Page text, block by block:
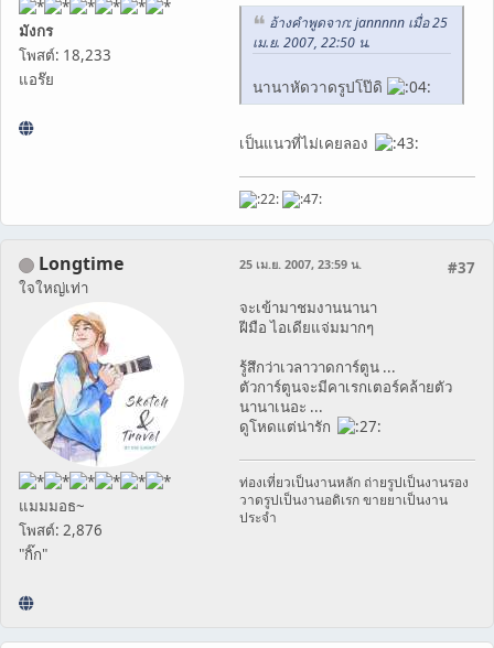
มังกร
โพสต์: 18,233
แอร๊ย
อ้างคำพูดจาก: jannnnn เมื่อ 25
เม.ย. 2007, 22:50 น.
นานาหัดวาดรูปโป๊ดิ
เป็นแนวที่ไม่เคยลอง
Longtime
ใจใหญ่เท่า
แมมมอธ~
โพสต์: 2,876
"กิ๊ก"
#37
25 เม.ย. 2007, 23:59 น.
จะเข้ามาชมงานนานา
ฝีมือ ไอเดียแจ่มมากๆ
รู้สึกว่าเวลาวาดการ์ตูน ...
ตัวการ์ตูนจะมีคาเรกเตอร์คล้ายตัว
นานาเนอะ ...
ดูโหดแต่น่ารัก
ท่องเที่ยวเป็นงานหลัก ถ่ายรูปเป็นงานรอง
วาดรูปเป็นงานอดิเรก ขายยาเป็นงาน
ประจำ